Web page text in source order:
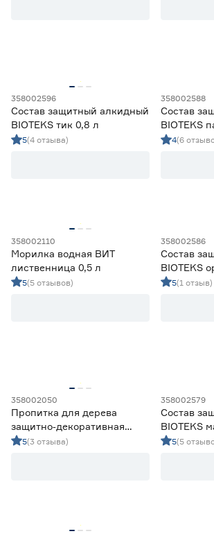
от до
Основа
BIOTEKS
dufa
Elan
Ещё 5
Разбавитель
Вода
Вода, до 10%
358002596
Состав защитный алкидный
BIOTEKS тик 0,8 л
5(4 отзыва)
358002588
Состав
BIOTEKS
4(6
358002110
Морилка водная ВИТ
лиственница 0,5 л
5(5 отзывов)
358002586
Состав
BIOTEKS
5(1 отзыв)
358002050
Пропитка для дерева
защитно‑декоративная
алкидная Lakur махагон 9 л
5(3 отзыва)
358002579
Состав
BIOTEKS
5(5